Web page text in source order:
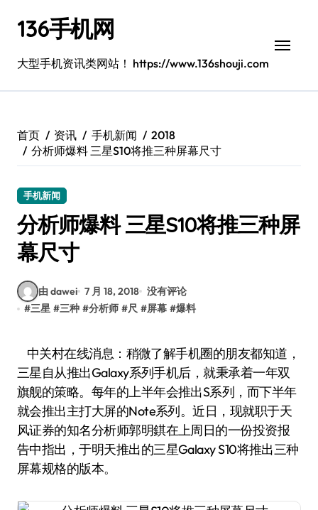
136手机网
大型手机资讯类网站！ https://www.136shouji.com
首页 资讯 手机新闻
2018
分析师爆料 三星S10将推三种屏幕尺寸
手机新闻
分析师爆料 三星S10将推三种屏
幕尺寸
由 dawei 7 月 18, 2018 没有评论
#三星 #三种 #分析师 #尺 #屏幕 #爆料
中关村在线消息：稍微了解手机圈的朋友都知道，
三星自从推出Galaxy系列手机后，就秉承着一年双
旗舰的策略。每年的上半年会推出S系列，而下半年
就会推出主打大屏的Note系列。近日，现就职于天
风证券的知名分析师郭明錤在上周日的一份投资报
告中指出，于明天推出的三星Galaxy S10将推出三种
屏幕规格的版本。